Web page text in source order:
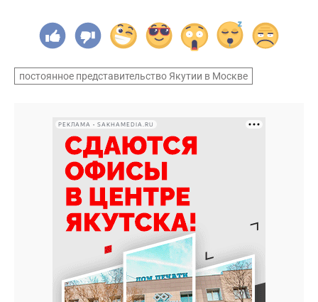
постоянное представительство Якутии в Москве
РЕКЛАМА • SAKHAMEDIA.RU